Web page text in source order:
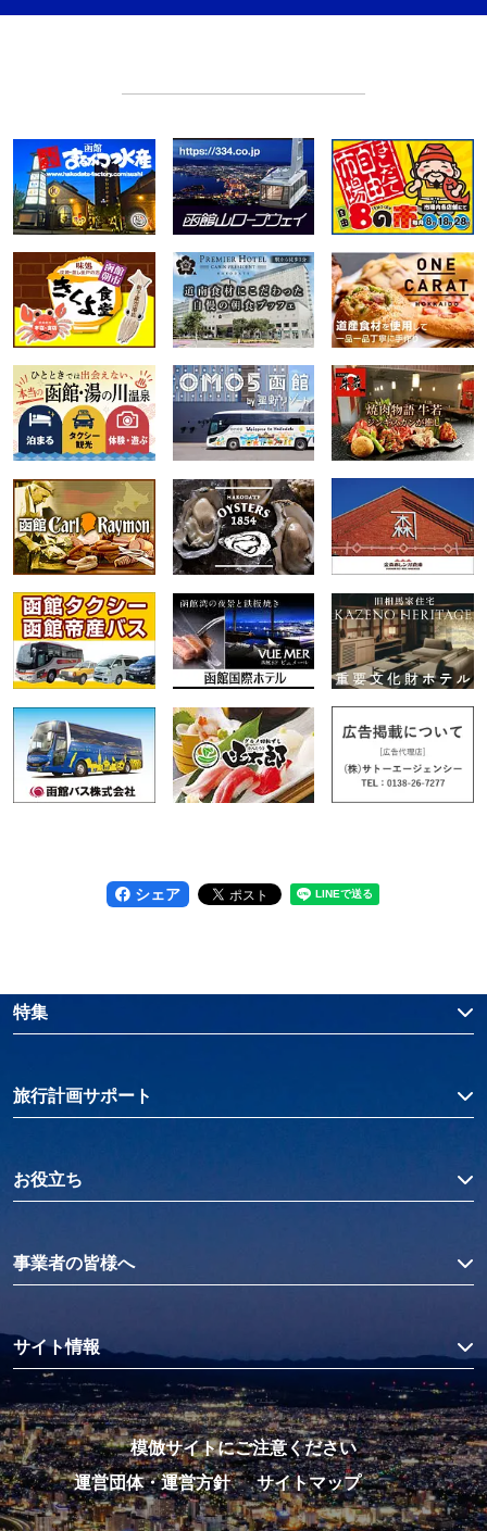
シェア
特集
旅行計画サポート
お役立ち
事業者の皆様へ
サイト情報
模倣サイトにご注意ください
運営団体・運営方針
サイトマップ